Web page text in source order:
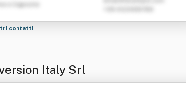
e Cognome
contatti
Italy Srl